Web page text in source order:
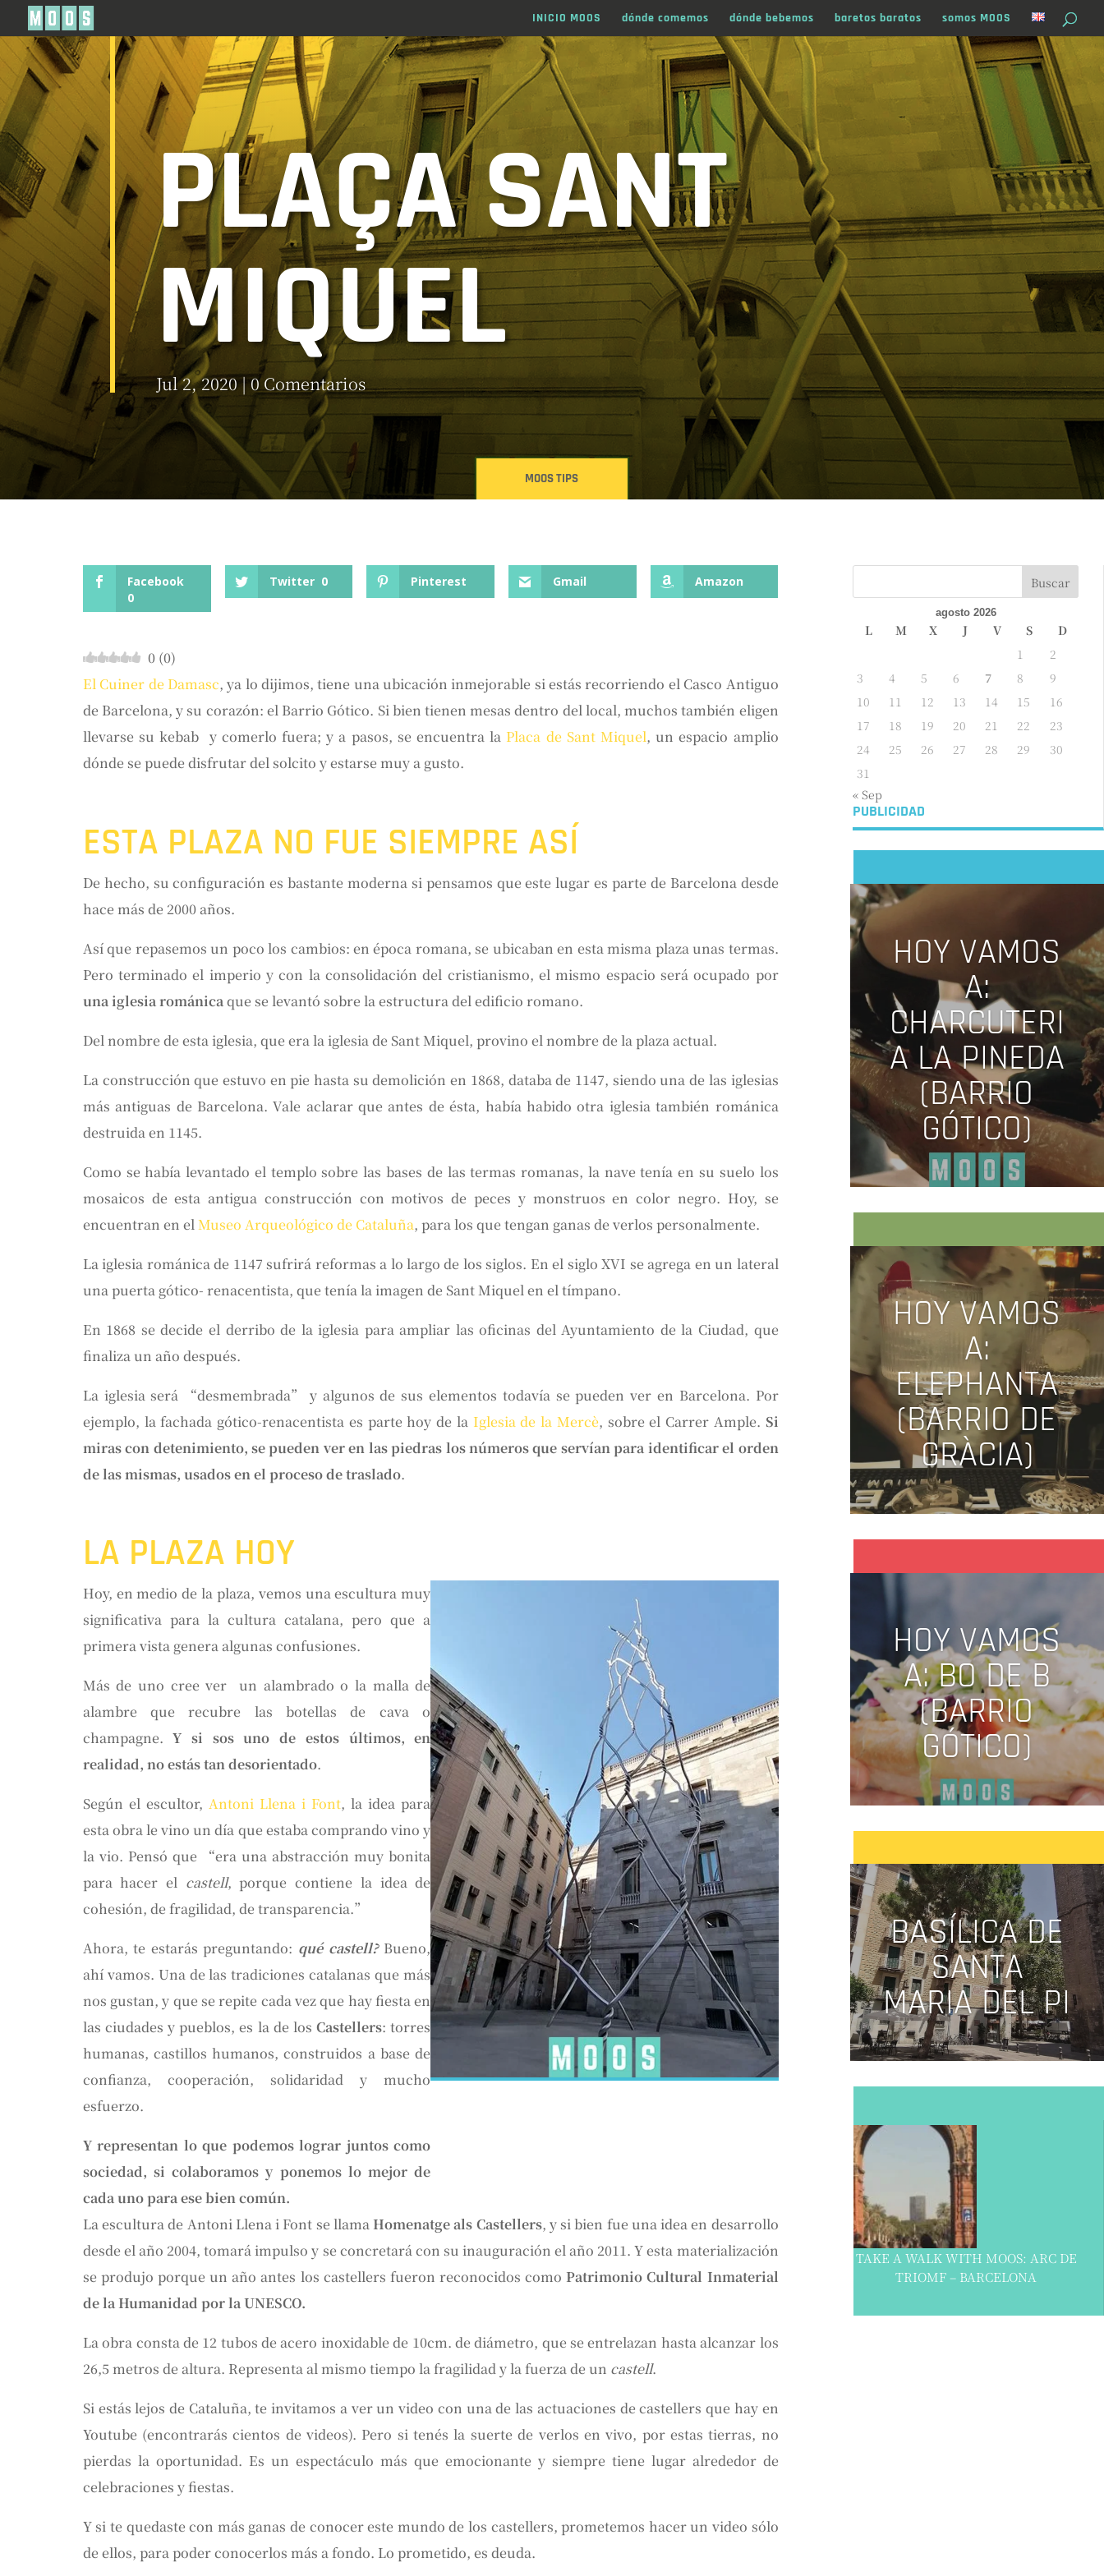
INICIO MOOS dónde comemos dónde bebemos baretos baratos somos MOOS
PLAÇA SANT
MIQUEL
Jul 2, 2020|0 Comentarios
MOOS TIPS
Facebook
0
Twitter 0 Pinterest Gmail Amazon
0 (0)
El Cuiner de Damasc, ya lo dijimos, tiene una ubicación inmejorable si estás recorriendo el Casco Antiguo
de Barcelona, y su corazón: el Barrio Gótico. Si bien tienen mesas dentro del local, muchos también eligen
llevarse su kebab y comerlo fuera; y a pasos, se encuentra la Placa de Sant Miquel, un espacio amplio
dónde se puede disfrutar del solcito y estarse muy a gusto.
ESTA PLAZA NO FUE SIEMPRE ASÍ
De hecho, su configuración es bastante moderna si pensamos que este lugar es parte de Barcelona desde
hace más de 2000 años.
Así que repasemos un poco los cambios: en época romana, se ubicaban en esta misma plaza unas termas.
Pero terminado el imperio y con la consolidación del cristianismo, el mismo espacio será ocupado por
una iglesia románicaque se levantó sobre la estructura del edificio romano.
Del nombre de esta iglesia, que era la iglesia de Sant Miquel, provino el nombre de la plaza actual.
La construcción que estuvo en pie hasta su demolición en 1868, databa de 1147, siendo una de las iglesias
más antiguas de Barcelona. Vale aclarar que antes de ésta, había habido otra iglesia también románica
destruida en 1145.
Como se había levantado el templo sobre las bases de las termas romanas, la nave tenía en su suelo los
mosaicos de esta antigua construcción con motivos de peces y monstruos en color negro. Hoy, se
encuentran en elMuseo Arqueológico de Cataluña, para los que tengan ganas de verlos personalmente.
La iglesia románica de 1147 sufrirá reformas a lo largo de los siglos. En el siglo XVI se agrega en un lateral
una puerta gótico- renacentista, que tenía la imagen de Sant Miquel en el tímpano.
En 1868 se decide el derribo de la iglesia para ampliar las oficinas del Ayuntamiento de la Ciudad, que
finaliza un año después.
La iglesia será “desmembrada” y algunos de sus elementos todavía se pueden ver en Barcelona. Por
ejemplo, la fachada gótico-renacentista es parte hoy de la Iglesia de la Mercè, sobre el Carrer Ample. Si
miras con detenimiento, se pueden ver en las piedras los números que servían para identificar el orden
de las mismas, usados en el proceso de traslado.
LA PLAZA HOY
Hoy, en medio de la plaza, vemos una escultura muy
significativa para la cultura catalana, pero que a
primera vista genera algunas confusiones.
Más de uno cree ver un alambrado o la malla de
alambre que recubre las botellas de cava o
champagne.Y si sos uno de estos últimos, en
realidad, no estás tan desorientado.
Según el escultor, Antoni Llena i Font, la idea para
esta obra le vino un día que estaba comprando vino y
la vio. Pensó que “era una abstracción muy bonita
para hacer el castell, porque contiene la idea de
cohesión, de fragilidad, de transparencia.”
Ahora, te estarás preguntando: qué castell?Bueno,
ahí vamos. Una de las tradiciones catalanas que más
nos gustan, y que se repite cada vez que hay fiesta en
las ciudades y pueblos, es la de losCastellers: torres
humanas, castillos humanos, construidos a base de
confianza, cooperación, solidaridad y mucho
esfuerzo.
Y representan lo que podemos lograr juntos como
sociedad, si colaboramos y ponemos lo mejor de
cada uno para ese bien común.
La escultura de Antoni Llena i Font se llamaHomenatge als Castellers, y si bien fue una idea en desarrollo
desde el año 2004, tomará impulso y se concretará con su inauguración el año 2011. Y esta materialización
se produjo porque un año antes los castellers fueron reconocidos comoPatrimonio Cultural Inmaterial
de la Humanidad por la UNESCO.
La obra consta de 12 tubos de acero inoxidable de 10cm. de diámetro, que se entrelazan hasta alcanzar los
26,5 metros de altura. Representa al mismo tiempo la fragilidad y la fuerza de un castell.
Si estás lejos de Cataluña, te invitamos a ver un video con una de las actuaciones de castellers que hay en
Youtube (encontrarás cientos de videos). Pero si tenés la suerte de verlos en vivo, por estas tierras, no
pierdas la oportunidad. Es un espectáculo más que emocionante y siempre tiene lugar alrededor de
celebraciones y fiestas.
Y si te quedaste con más ganas de conocer este mundo de los castellers, prometemos hacer un video sólo
de ellos, para poder conocerlos más a fondo. Lo prometido, es deuda.
agosto 2026
L M X J V S
D
1
2
3
4 5 6 7 8
9
10
11 12 13 14 15
16
17
18 19 20 21 22
23
24
25 26 27 28 29
30
31
« Sep
PUBLICIDAD
HOY VAMOS
A:
CHARCUTERI
A LA PINEDA
(BARRIO
GÓTICO)
HOY VAMOS
A:
ELEPHANTA
(BARRIO DE
GRÀCIA)
HOY VAMOS
A: BO DE B
(BARRIO
GÓTICO)
BASÍLICA DE
SANTA
MARIA DEL PI
TAKE A WALK WITH MOOS: ARC DE
TRIOMF – BARCELONA